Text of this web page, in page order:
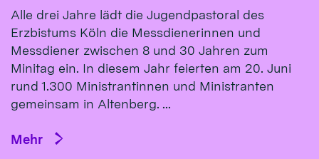
Alle drei Jahre lädt die Jugendpastoral des
Erzbistums Köln die Messdienerinnen und
Messdiener zwischen 8 und 30 Jahren zum
Minitag ein. In diesem Jahr feierten am 20. Juni
rund 1.300 Ministrantinnen und Ministranten
gemeinsam in Altenberg. ...
Mehr